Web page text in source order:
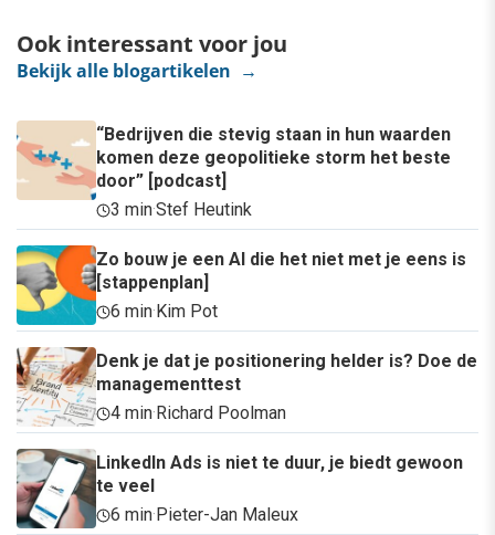
Ook interessant voor jou
Bekijk alle blogartikelen →
“Bedrijven die stevig staan in hun waarden
komen deze geopolitieke storm het beste
door” [podcast]
3 min·Stef Heutink
Zo bouw je een AI die het niet met je eens is
[stappenplan]
6 min·Kim Pot
Denk je dat je positionering helder is? Doe de
managementtest
4 min·Richard Poolman
LinkedIn Ads is niet te duur, je biedt gewoon
te veel
6 min·Pieter-Jan Maleux